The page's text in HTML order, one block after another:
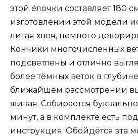
этой ёлочки составляет 180
изготовлении этой модели
литая хвоя, немного
Кончики многочисленных
подсветлены и отлично
более тёмных веток в
ближайшем рассмотрении
живая. Собирается
минут, а в комплекте есть
инструкция. Обойдётся эта